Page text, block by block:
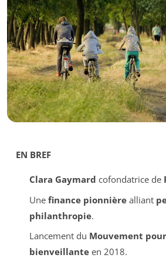
EN BREF
Clara Gaymard cofondatrice de
Une finance pionnièrealliant
philanthropie.
Lancement du Mouvement
bienveillanteen 2018.